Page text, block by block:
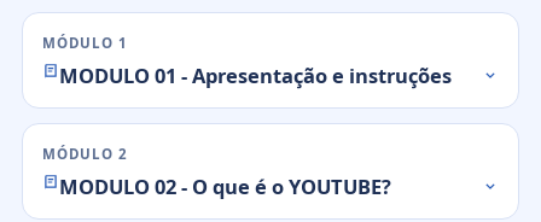
MÓDULO 1
MODULO 01 - Apresentação e instruções
MÓDULO 2
MODULO 02 - O que é o YOUTUBE?